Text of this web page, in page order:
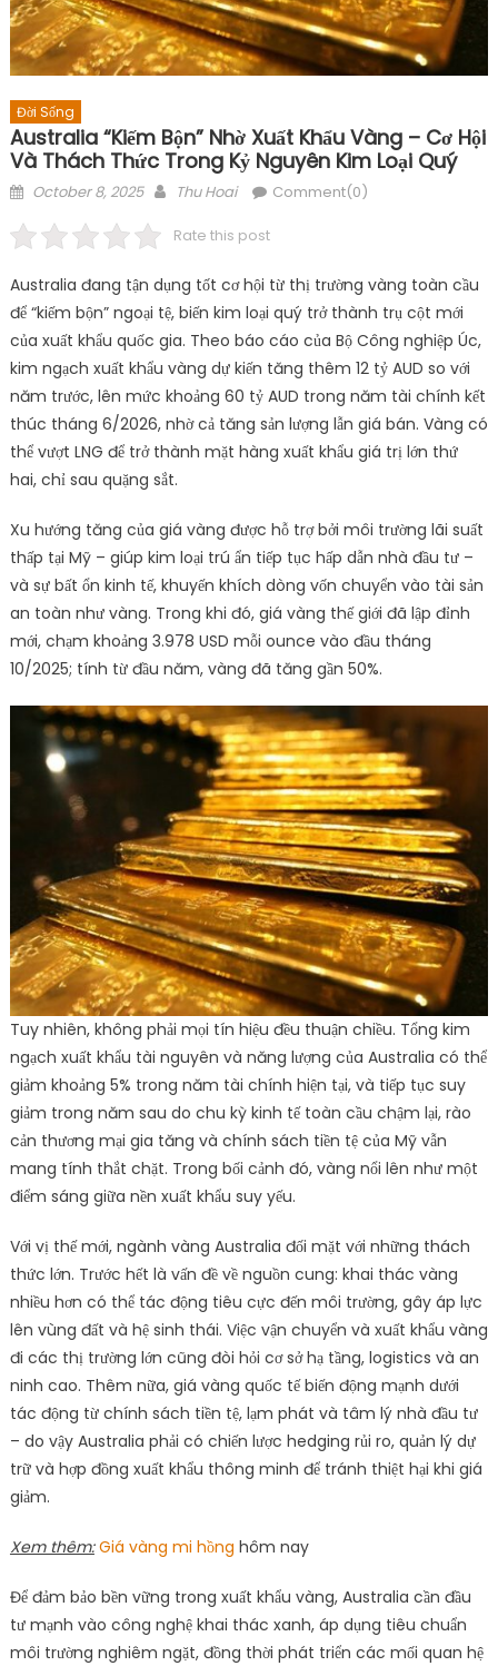
Đời Sống
Australia “kiếm Bộn” Nhờ Xuất Khẩu Vàng – Cơ Hội
Và Thách Thức Trong Kỷ Nguyên Kim Loại Quý
Posted
October 8, 2025 Author
Thu Hoai Comment(0)
Rate this post
Australia đang tận dụng tốt cơ hội từ thị trường vàng toàn cầu
để “kiếm bộn” ngoại tệ, biến kim loại quý trở thành trụ cột mới
của xuất khẩu quốc gia. Theo báo cáo của Bộ Công nghiệp Úc,
kim ngạch xuất khẩu vàng dự kiến tăng thêm 12 tỷ AUD so với
năm trước, lên mức khoảng 60 tỷ AUD trong năm tài chính kết
thúc tháng 6/2026, nhờ cả tăng sản lượng lẫn giá bán. Vàng có
thể vượt LNG để trở thành mặt hàng xuất khẩu giá trị lớn thứ
hai, chỉ sau quặng sắt.
Xu hướng tăng của giá vàng được hỗ trợ bởi môi trường lãi suất
thấp tại Mỹ – giúp kim loại trú ẩn tiếp tục hấp dẫn nhà đầu tư –
và sự bất ổn kinh tế, khuyến khích dòng vốn chuyển vào tài sản
an toàn như vàng. Trong khi đó, giá vàng thế giới đã lập đỉnh
mới, chạm khoảng 3.978 USD mỗi ounce vào đầu tháng
10/2025; tính từ đầu năm, vàng đã tăng gần 50%.
Tuy nhiên, không phải mọi tín hiệu đều thuận chiều. Tổng kim
ngạch xuất khẩu tài nguyên và năng lượng của Australia có thể
giảm khoảng 5% trong năm tài chính hiện tại, và tiếp tục suy
giảm trong năm sau do chu kỳ kinh tế toàn cầu chậm lại, rào
cản thương mại gia tăng và chính sách tiền tệ của Mỹ vẫn
mang tính thắt chặt. Trong bối cảnh đó, vàng nổi lên như một
điểm sáng giữa nền xuất khẩu suy yếu.
Với vị thế mới, ngành vàng Australia đối mặt với những thách
thức lớn. Trước hết là vấn đề về nguồn cung: khai thác vàng
nhiều hơn có thể tác động tiêu cực đến môi trường, gây áp lực
lên vùng đất và hệ sinh thái. Việc vận chuyển và xuất khẩu vàng
đi các thị trường lớn cũng đòi hỏi cơ sở hạ tầng, logistics và an
ninh cao. Thêm nữa, giá vàng quốc tế biến động mạnh dưới
tác động từ chính sách tiền tệ, lạm phát và tâm lý nhà đầu tư
– do vậy Australia phải có chiến lược hedging rủi ro, quản lý dự
trữ và hợp đồng xuất khẩu thông minh để tránh thiệt hại khi giá
giảm.
Xem thêm: Giá vàng mi hồng hôm nay
Để đảm bảo bền vững trong xuất khẩu vàng, Australia cần đầu
tư mạnh vào công nghệ khai thác xanh, áp dụng tiêu chuẩn
môi trường nghiêm ngặt, đồng thời phát triển các mối quan hệ